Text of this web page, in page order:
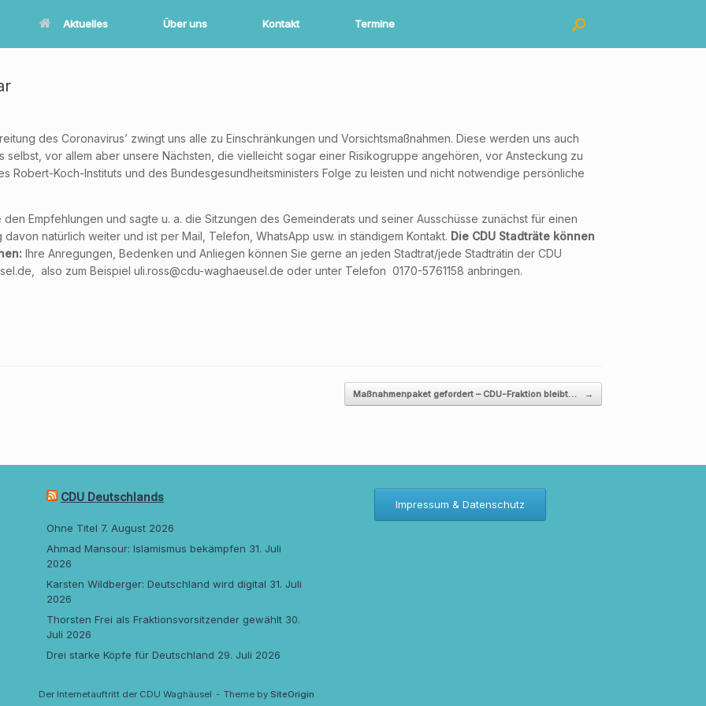
Aktuelles Über uns Kontakt Termine
des Coronavirus’ zwingt uns alle zu Einschränkungen und Vorsichtsmaßnahmen. Diese werden uns auch
selbst, vor allem aber unsere Nächsten, die vielleicht sogar einer Risikogruppe angehören, vor Ansteckung zu
Robert-Koch-Instituts und des Bundesgesundheitsministers Folge zu leisten und nicht notwendige persönliche
Empfehlungen und sagte u. a. die Sitzungen des Gemeinderats und seiner Ausschüsse zunächst für einen
natürlich weiter und ist per Mail, Telefon, WhatsApp usw. in ständigem Kontakt. Die CDU Stadträte können
Ihre Anregungen, Bedenken und Anliegen können Sie gerne an jeden Stadtrat/jede Stadträtin der CDU
also zum Beispiel uli.ross@cdu-waghaeusel.de oder unter Telefon 0170-5761158 anbringen.
Maßnahmenpaket gefordert – CDU-Fraktion bleibt… →
CDU Deutschlands
Ohne Titel 7. August 2026
Ahmad Mansour: Islamismus bekämpfen 31. Juli
2026
Karsten Wildberger: Deutschland wird digital 31. Juli
2026
Thorsten Frei als Fraktionsvorsitzender gewählt 30.
Juli 2026
Drei starke Köpfe für Deutschland 29. Juli 2026
Impressum & Datenschutz
Der Internetauftritt der CDU Waghäusel Theme by SiteOrigin